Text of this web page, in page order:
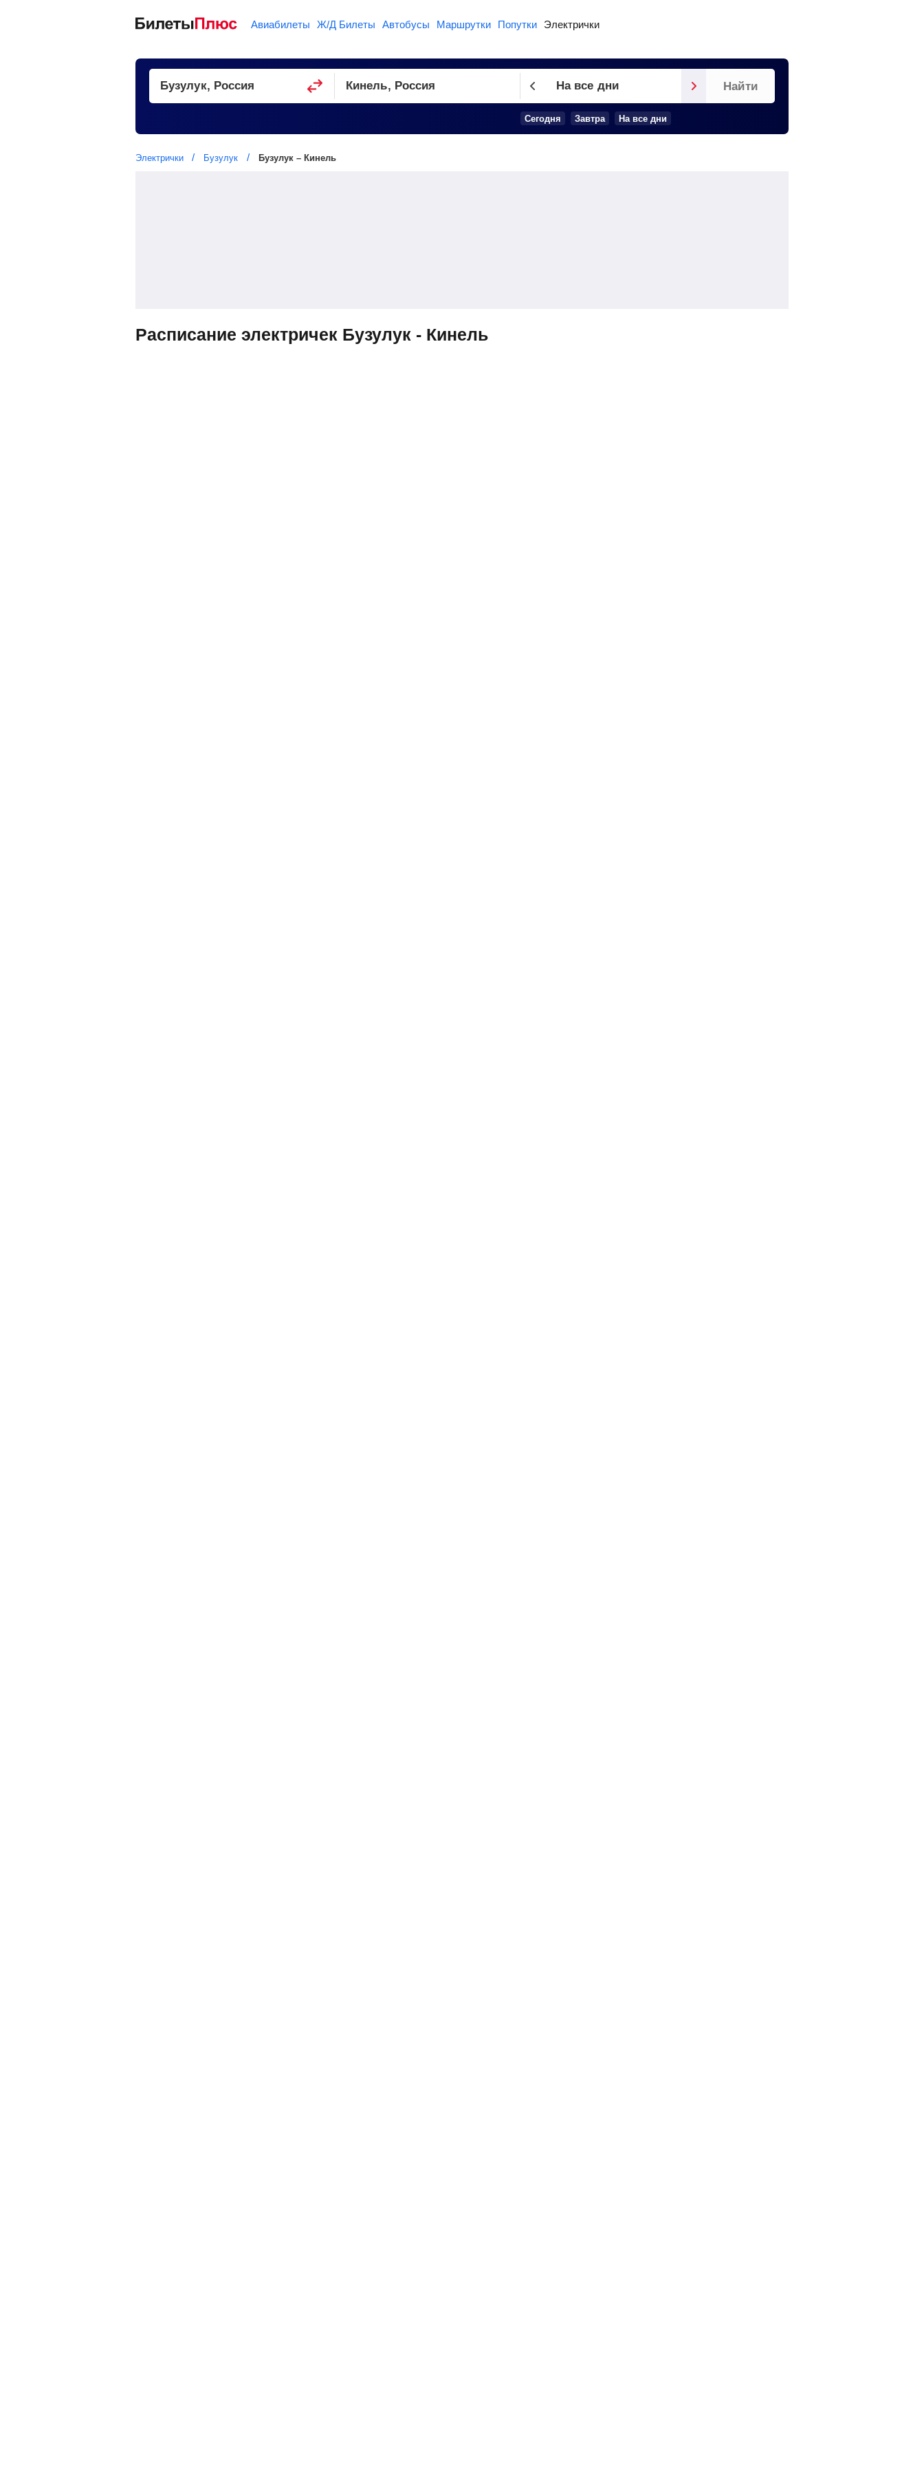
Авиабилеты Ж/Д Билеты Автобусы Маршрутки Попутки Электрички
На все дни
Сегодня Завтра На все дни
Найти
Электрички Бузулук Бузулук – Кинель
Расписание электричек Бузулук - Кинель